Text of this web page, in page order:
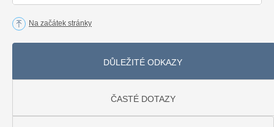
Na začátek stránky
DŮLEŽITÉ ODKAZY
ČASTÉ DOTAZY